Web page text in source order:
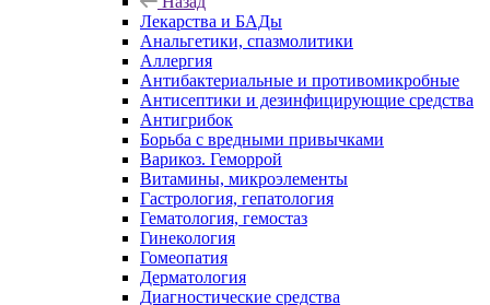
Лекарства и БАДы
Анальгетики, спазмолитики
Аллергия
Антибактериальные и противомикробные
Антисептики и дезинфицирующие средства
Антигрибок
Борьба с вредными привычками
Варикоз. Геморрой
Витамины, микроэлементы
Гастрология, гепатология
Гематология, гемостаз
Гинекология
Гомеопатия
Дерматология
Диагностические средства